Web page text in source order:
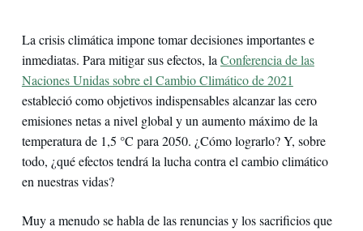
La crisis climática impone tomar decisiones importantes e
inmediatas. Para mitigar sus efectos, la Conferencia de las
Naciones Unidas sobre el Cambio Climático de 2021
estableció como objetivos indispensables alcanzar las cero
emisiones netas a nivel global y un aumento máximo de la
temperatura de 1,5 °C para 2050. ¿Cómo lograrlo? Y, sobre
todo, ¿qué efectos tendrá la lucha contra el cambio climático
en nuestras vidas?
Muy a menudo se habla de las renuncias y los sacrificios que